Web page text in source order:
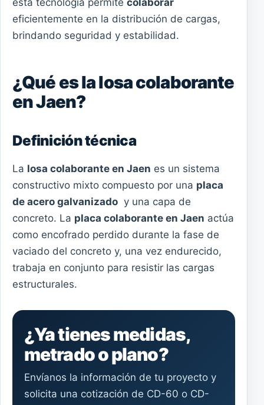
esta tecnología permite colaborar
eficientemente en la distribución de cargas,
brindando seguridad y estabilidad.
¿Qué es la losa colaborante
en Jaen?
Definición técnica
La losa colaborante en Jaen es un sistema
constructivo mixto compuesto por una placa
de acero galvanizado y una capa de
concreto. La placa colaborante en Jaen actúa
como encofrado perdido durante la fase de
vaciado del concreto y, una vez endurecido,
trabaja en conjunto para resistir las cargas
estructurales.
¿Ya tienes medidas,
metrado o plano?
Envíanos la información de tu proyecto y
solicita una cotización de CD-60 o CD-